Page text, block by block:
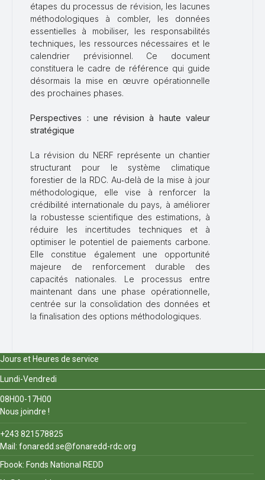
étapes du processus de révision, les lacunes
méthodologiques à combler, les données
essentielles à mobiliser, les responsabilités
techniques, les ressources nécessaires et le
calendrier prévisionnel. Ce document
constituera le cadre de référence qui guide
désormais la mise en œuvre opérationnelle
des prochaines phases.
Perspectives : une révision à haute valeur
stratégique
La révision du NERF représente un chantier
structurant pour le système climatique
forestier de la RDC. Au‑delà de la mise à jour
méthodologique, elle vise à renforcer la
crédibilité internationale du pays, à améliorer
la robustesse scientifique des estimations, à
réduire les incertitudes techniques et à
optimiser le potentiel de paiements carbone.
Elle constitue également une opportunité
majeure de renforcement durable des
capacités nationales. Le processus entre
maintenant dans une phase opérationnelle,
centrée sur la consolidation des données et
la finalisation des options méthodologiques.
Jours et Heures de service
Lundi-Vendredi
08H00-17H00
Nous joindre !
+243 821578825
Mail: fonaredd.se@fonaredd-rdc.org
Fbook: Fonds National REDD